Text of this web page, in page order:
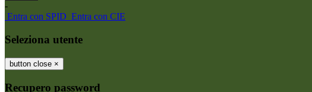
-
Entra con SPID Entra con CIE
Seleziona utente
button close ×
Recupero password